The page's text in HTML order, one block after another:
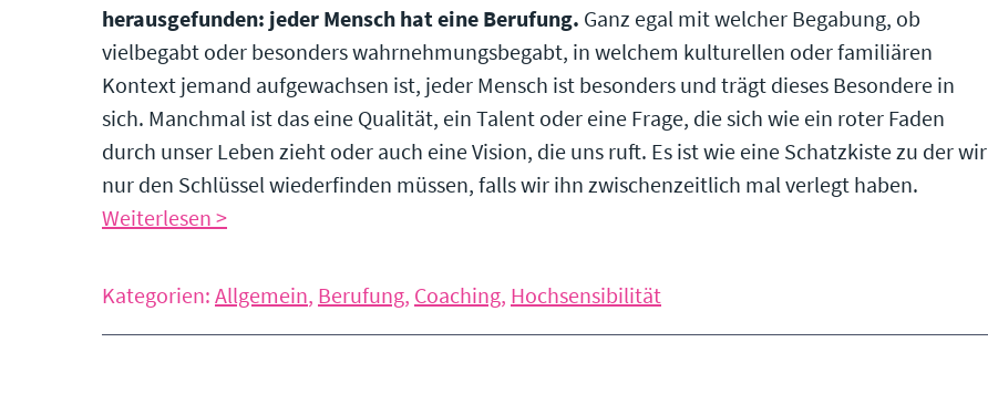
herausgefunden: jeder Mensch hat eine Berufung. Ganz egal mit welcher Begabung, ob
vielbegabt oder besonders wahrnehmungsbegabt, in welchem kulturellen oder familiären
Kontext jemand aufgewachsen ist, jeder Mensch ist besonders und trägt dieses Besondere in
sich. Manchmal ist das eine Qualität, ein Talent oder eine Frage, die sich wie ein roter Faden
durch unser Leben zieht oder auch eine Vision, die uns ruft. Es ist wie eine Schatzkiste zu der wir
nur den Schlüssel wiederfinden müssen, falls wir ihn zwischenzeitlich mal verlegt haben.
Weiterlesen >
Kategorien: Allgemein, Berufung, Coaching, Hochsensibilität